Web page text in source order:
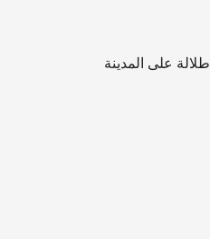
إطلالة على المدينة